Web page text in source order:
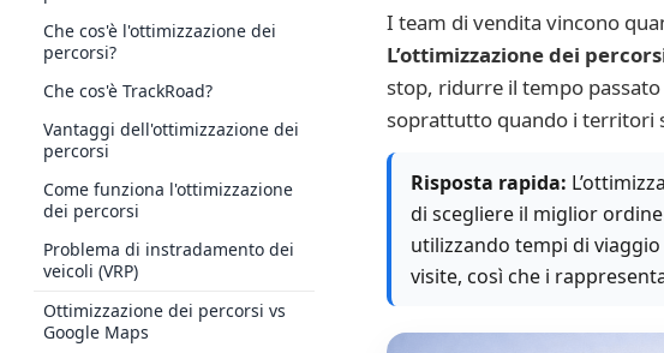
Che cos'è l'ottimizzazione dei
percorsi?
Che cos'è TrackRoad?
Vantaggi dell'ottimizzazione dei
percorsi
Come funziona l'ottimizzazione
dei percorsi
Problema di instradamento dei
veicoli (VRP)
Ottimizzazione dei percorsi vs
Google Maps
I team di vendita vincono
L’ottimizzazione dei
stop, ridurre il tempo
soprattutto quando i territori
Risposta rapida:
di scegliere il miglior
utilizzando tempi di
visite, così che i